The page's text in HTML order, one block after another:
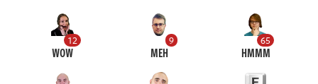
12
WOW
9
MEH
65
HMMM